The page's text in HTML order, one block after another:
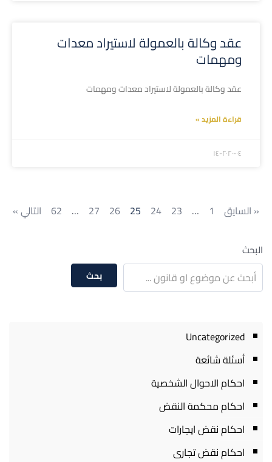
عقد وكالة بالعمولة لاستيراد معدات
ومهمات
عقد وكالة بالعمولة لاستيراد معدات ومهمات
قراءة المزيد »
۲۰۲۰-۰٤-۱٤
« السايق 1
…
23
24
25
26
27
…
62 التالي »
البحث
بحث
Uncategorized
أسئلة شائعة
احكام الاحوال الشخصية
احكام محكمة النقض
احكام نقض ايجارات
احكام نقض تجارى